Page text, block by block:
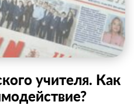
учителя. Как